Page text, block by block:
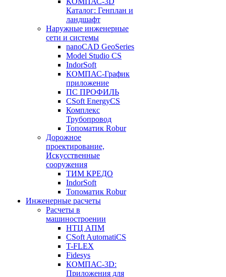
Каталог: Генплан и
ландшафт
Наружные инженерные
сети и системы
nanoCAD GeoSeries
Model Studio CS
IndorSoft
КОМПАС-График
приложение
ПС ПРОФИЛЬ
CSoft EnergyCS
Комплекс
Трубопровод
Топоматик Robur
Дорожное
проектирование,
Искусственные
сооружения
ТИМ КРЕДО
IndorSoft
Топоматик Robur
Инженерные расчеты
Расчеты в
машиностроении
НТЦ АПМ
CSoft AutomatiCS
T-FLEX
Fidesys
КОМПАС-3D:
Приложения для